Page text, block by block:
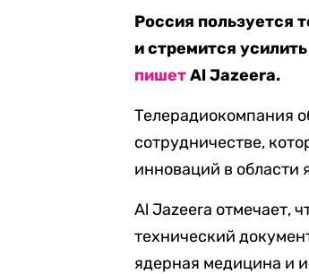
Россия пользуется
и стремится
пишетAl Jazeera.
Телерадиокомпания
сотрудничестве,
инноваций в области
Al Jazeera отмечает,
технический
ядерная медицина и